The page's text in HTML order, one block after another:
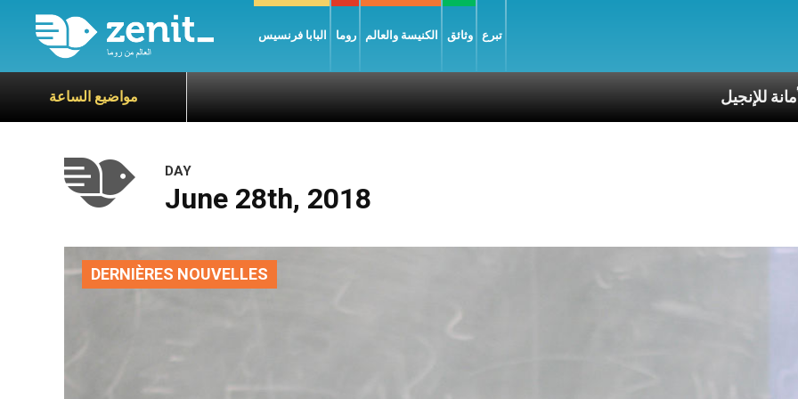
البابا فرنسيس روما الكنيسة والعالم وثائق تبرع
مواضيع الساعة
DAY
June 28th, 2018
DERNIÈRES NOUVELLES